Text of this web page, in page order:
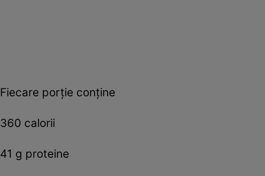
Fiecare porţie conţine
360 calorii
41 g proteine